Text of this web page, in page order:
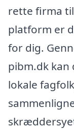
rette firma
platform er
for dig.
pibm.dk
lokale